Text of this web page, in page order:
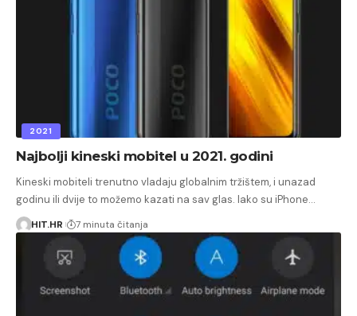
2021
Najbolji kineski mobitel u 2021. godini
Kineski mobiteli trenutno vladaju globalnim tržištem, i unazad
godinu ili dvije to možemo kazati na sav glas. Iako su iPhone…
HIT.HR 7 minuta čitanja